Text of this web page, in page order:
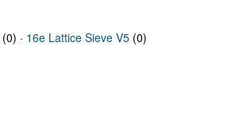
(0) · 16e Lattice Sieve V5 (0)